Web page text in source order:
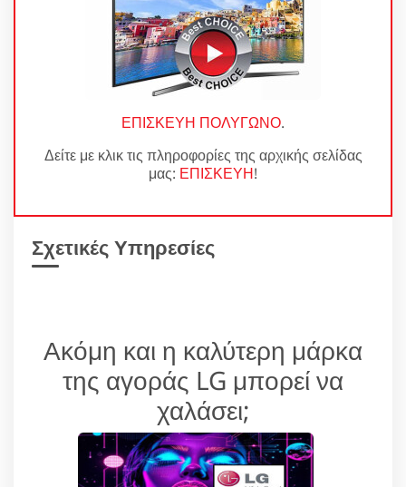
ΕΠΙΣΚΕΥΗ ΠΟΛΥΓΩΝΟ.
Δείτε με κλικ τις πληροφορίες της αρχικής σελίδας
μας: ΕΠΙΣΚΕΥΗ!
Σχετικές Υπηρεσίες
Ακόμη και η καλύτερη μάρκα
της αγοράς LG μπορεί να
χαλάσει;